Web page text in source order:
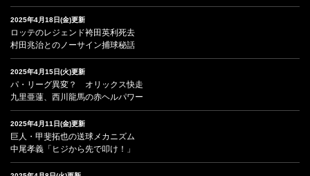
2025年4月18日(金)更新
ロッテのレジェンド袴田英利死去
村田兆治とのノーサイン捕球秘話
2025年4月15日(火)更新
パ・リーグ異変？ オリックス快走
九里亜蓮、西川龍馬の赤ヘルパワー
2025年4月11日(金)更新
巨人・甲斐拓也の送球メカニズム
中尾孝義「ヒジから先で叩け！」